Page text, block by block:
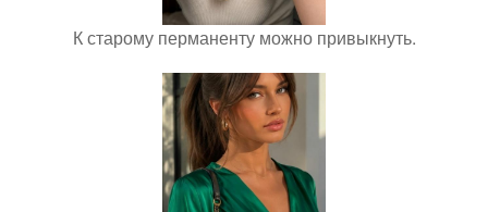
К старому перманенту можно привыкнуть.